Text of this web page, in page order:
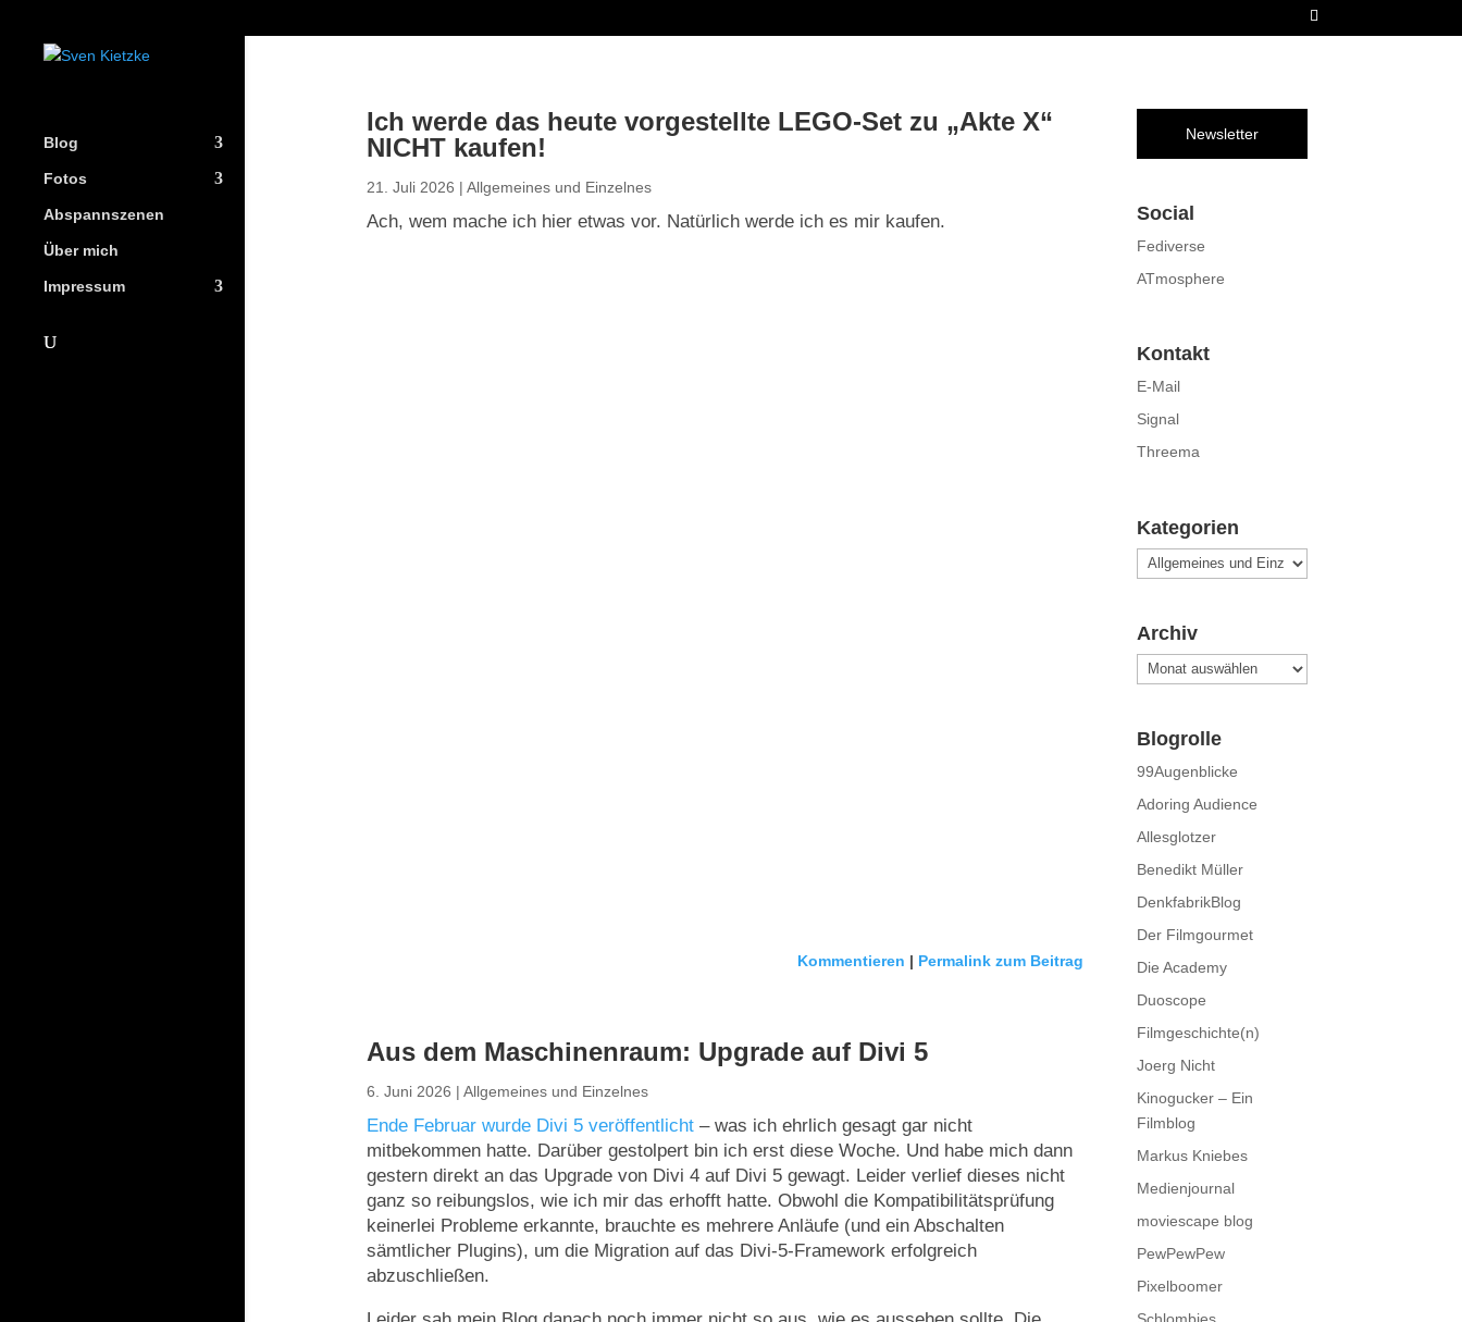
Blog
Fotos
Abspannszenen
Über mich
Impressum
Ich werde das heute vorgestellte LEGO-Set zu „Akte X“
NICHT kaufen!
21. Juli 2026 | Allgemeines und Einzelnes
Ach, wem mache ich hier etwas vor. Natürlich werde ich es mir kaufen.
Kommentieren | Permalink zum Beitrag
Aus dem Maschinenraum: Upgrade auf Divi 5
6. Juni 2026 | Allgemeines und Einzelnes
Ende Februar wurde Divi 5 veröffentlicht– was ich ehrlich gesagt gar nicht
mitbekommen hatte. Darüber gestolpert bin ich erst diese Woche. Und habe mich dann
gestern direkt an das Upgrade von Divi 4 auf Divi 5 gewagt. Leider verlief dieses nicht
ganz so reibungslos, wie ich mir das erhofft hatte. Obwohl die Kompatibilitätsprüfung
keinerlei Probleme erkannte, brauchte es mehrere Anläufe (und ein Abschalten
sämtlicher Plugins), um die Migration auf das Divi-5-Framework erfolgreich
abzuschließen.
Newsletter
Social
Fediverse
ATmosphere
Kontakt
E-Mail
Signal
Threema
Kategorien
Kategorien
Archiv
Archiv
Blogrolle
99Augenblicke
Adoring Audience
Allesglotzer
Benedikt Müller
DenkfabrikBlog
Der Filmgourmet
Die Academy
Duoscope
Filmgeschichte(n)
Joerg Nicht
Kinogucker – Ein
Filmblog
Markus Kniebes
Medienjournal
moviescape blog
PewPewPew
Pixelboomer